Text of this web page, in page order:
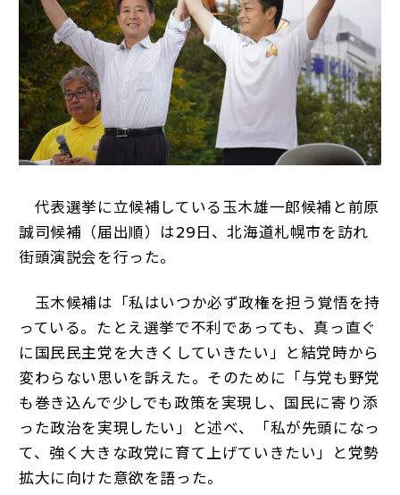
二次創作ガイドライン （新しいタブで開く）
プライバシーポリシー
特定商取引法に基づく表記
代表選挙に立候補している玉木雄一郎候補と前原
誠司候補（届出順）は29日、北海道札幌市を訪れ
街頭演説会を行った。
玉木候補は「私はいつか必ず政権を担う覚悟を持
っている。たとえ選挙で不利であっても、真っ直ぐ
に国民民主党を大きくしていきたい」と結党時から
変わらない思いを訴えた。そのために「与党も野党
も巻き込んで少しでも政策を実現し、国民に寄り添
った政治を実現したい」と述べ、「私が先頭になっ
て、強く大きな政党に育て上げていきたい」と党勢
拡大に向けた意欲を語った。